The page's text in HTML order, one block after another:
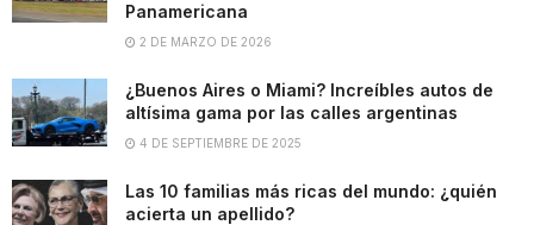
Panamericana
2 DE MARZO DE 2026
¿Buenos Aires o Miami? Increíbles autos de
altísima gama por las calles argentinas
4 DE SEPTIEMBRE DE 2025
Las 10 familias más ricas del mundo: ¿quién
acierta un apellido?